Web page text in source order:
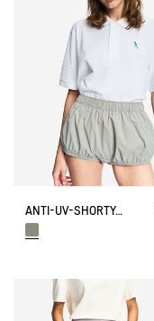
ANTI-UV-SHORTY-CULOTTE DRY FAST TEXTILE® VON INDIA MAHDAVI